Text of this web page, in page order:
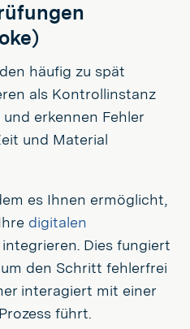
häufig zu spät
als Kontrollinstanz
erkennen Fehler
und Material
es Ihnen ermöglicht,
digitalen
integrieren. Dies fungiert
um den Schritt fehlerfrei
interagiert mit einer
führt.